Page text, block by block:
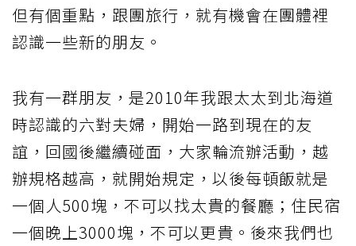
但有個重點，跟團旅行，就有機會在團體裡
認識一些新的朋友。
我有一群朋友，是2010年我跟太太到北海道
時認識的六對夫婦，開始一路到現在的友
誼，回國後繼續碰面，大家輪流辦活動，越
辦規格越高，就開始規定，以後每頓飯就是
一個人500塊，不可以找太貴的餐廳；住民宿
一個晚上3000塊，不可以更貴。後來我們也